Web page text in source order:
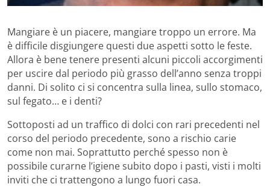
Mangiare è un piacere, mangiare troppo un errore. Ma
è difficile disgiungere questi due aspetti sotto le feste.
Allora è bene tenere presenti alcuni piccoli accorgimenti
per uscire dal periodo più grasso dell’anno senza troppi
danni. Di solito ci si concentra sulla linea, sullo stomaco,
sul fegato… e i denti?
Sottoposti ad un traffico di dolci con rari precedenti nel
corso del periodo precedente, sono a rischio carie
come non mai. Soprattutto perché spesso non è
possibile curarne l’igiene subito dopo i pasti, visti i molti
inviti che ci trattengono a lungo fuori casa.